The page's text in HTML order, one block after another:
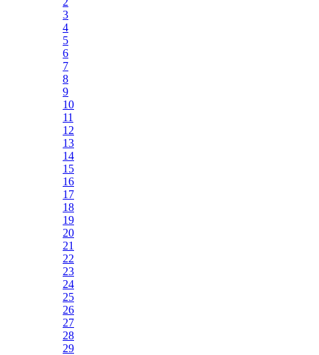
3
4
5
6
7
8
9
10
11
12
13
14
15
16
17
18
19
20
21
22
23
24
25
26
27
28
29